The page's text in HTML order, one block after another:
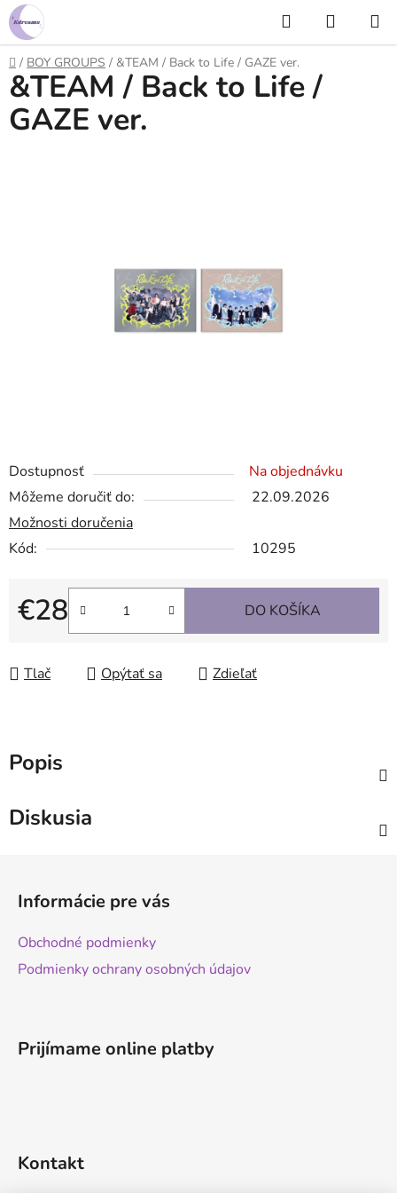
Prejsť
na
obsah
Hľadať
KOŠÍK
Domov
/ BOY GROUPS / &TEAM / Back to Life / GAZE ver.
Dostupnosť
Na objednávku
Môžeme doručiť do:
22.09.2026
Možnosti doručenia
Kód:
10295
€28
Jednotková cena:
DO KOŠÍKA
Tlač Opýtať sa Zdieľať
&TEAM / Back to Life /
GAZE ver.
Popis
Diskusia
Informácie pre vás
Obchodné podmienky
Podmienky ochrany osobných údajov
Prijímame online platby
Kontakt